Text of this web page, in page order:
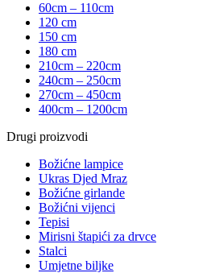
60cm – 110cm
120 cm
150 cm
180 cm
210cm – 220cm
240cm – 250cm
270cm – 450cm
400cm – 1200cm
Drugi proizvodi
Božićne lampice
Ukras Djed Mraz
Božićne girlande
Božićni vijenci
Tepisi
Mirisni štapići za drvce
Stalci
Umjetne biljke